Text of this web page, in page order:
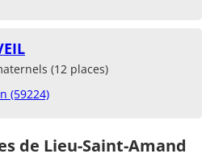
(12 places)
(59224)
de Lieu-Saint-Amand